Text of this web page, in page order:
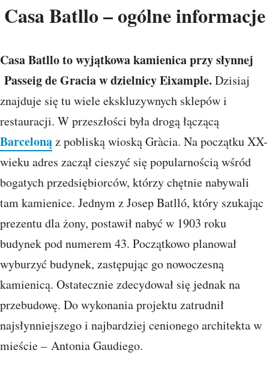
Casa Batllo – ogólne informacje
Casa Batllo to wyjątkowa kamienica przy słynnej
Passeig de Gracia w dzielnicy Eixample. Dzisiaj
znajduje się tu wiele ekskluzywnych sklepów i
restauracji. W przeszłości była drogą łączącą
Barcelonąz pobliską wioską Gràcia. Na początku XX-
wieku adres zaczął cieszyć się popularnością wśród
bogatych przedsiębiorców, którzy chętnie nabywali
tam kamienice. Jednym z Josep Batlló, który szukając
prezentu dla żony, postawił nabyć w 1903 roku
budynek pod numerem 43. Początkowo planował
wyburzyć budynek, zastępując go nowoczesną
kamienicą. Ostatecznie zdecydował się jednak na
przebudowę. Do wykonania projektu zatrudnił
najsłynniejszego i najbardziej cenionego architekta w
mieście – Antonia Gaudiego.